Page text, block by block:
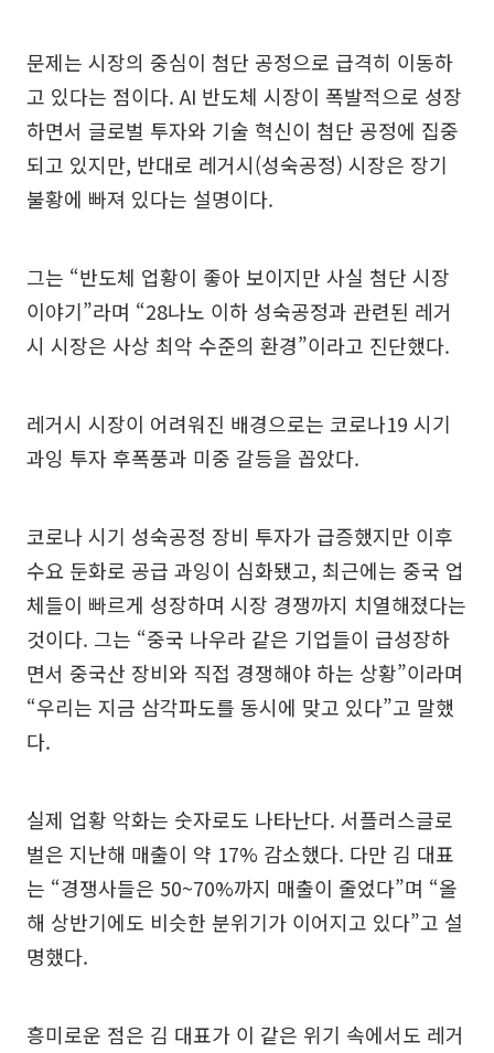
문제는 시장의 중심이 첨단 공정으로 급격히 이동하
고 있다는 점이다. AI 반도체 시장이 폭발적으로 성장
하면서 글로벌 투자와 기술 혁신이 첨단 공정에 집중
되고 있지만, 반대로 레거시(성숙공정) 시장은 장기
불황에 빠져 있다는 설명이다.
그는 “반도체 업황이 좋아 보이지만 사실 첨단 시장
이야기”라며 “28나노 이하 성숙공정과 관련된 레거
시 시장은 사상 최악 수준의 환경”이라고 진단했다.
레거시 시장이 어려워진 배경으로는 코로나19 시기
과잉 투자 후폭풍과 미중 갈등을 꼽았다.
코로나 시기 성숙공정 장비 투자가 급증했지만 이후
수요 둔화로 공급 과잉이 심화됐고, 최근에는 중국 업
체들이 빠르게 성장하며 시장 경쟁까지 치열해졌다는
것이다. 그는 “중국 나우라 같은 기업들이 급성장하
면서 중국산 장비와 직접 경쟁해야 하는 상황”이라며
“우리는 지금 삼각파도를 동시에 맞고 있다”고 말했
다.
실제 업황 악화는 숫자로도 나타난다. 서플러스글로
벌은 지난해 매출이 약 17% 감소했다. 다만 김 대표
는 “경쟁사들은 50~70%까지 매출이 줄었다”며 “올
해 상반기에도 비슷한 분위기가 이어지고 있다”고 설
명했다.
흥미로운 점은 김 대표가 이 같은 위기 속에서도 레거